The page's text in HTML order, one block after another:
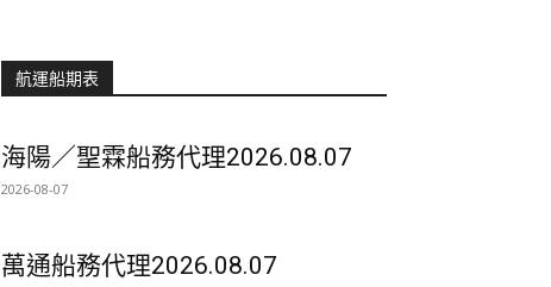
航運船期表
海陽／聖霖船務代理2026.08.07
2026-08-07
萬通船務代理2026.08.07